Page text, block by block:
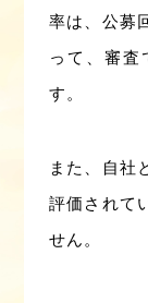
率は、公募
って、審査
す。
また、自社
評価されて
せん。